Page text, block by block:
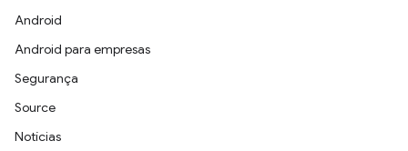
Android
Android para empresas
Segurança
Source
Notícias